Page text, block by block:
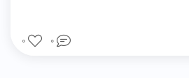
0
0